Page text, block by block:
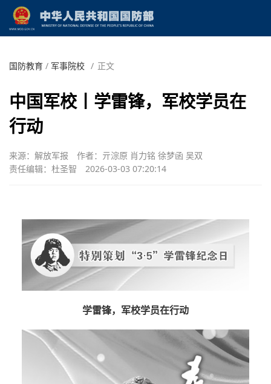
国防教育 / 军事院校 / 正文
中国军校丨学雷锋，军校学员在
行动
来源：解放军报
作者：亓淙原 肖力铭 徐梦函 吴双
责任编辑：杜圣智
2026-03-03 07:20:14
学雷锋，军校学员在行动